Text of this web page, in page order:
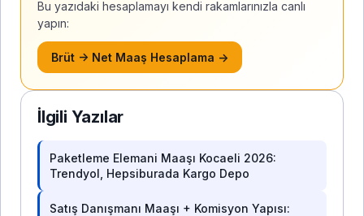
Bu yazıdaki hesaplamayı kendi rakamlarınızla canlı
yapın:
Brüt → Net Maaş Hesaplama →
İlgili Yazılar
Paketleme Elemani Maaşı Kocaeli 2026:
Trendyol, Hepsiburada Kargo Depo
Satış Danışmanı Maaşı + Komisyon Yapısı: